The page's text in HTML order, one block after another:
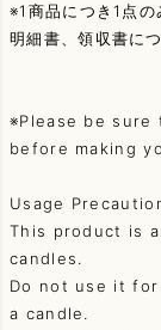
※1商品につき1点の
明細書、領収書に
※Please be
before making
Usage
This product is
candles.
Do not use it
a candle.